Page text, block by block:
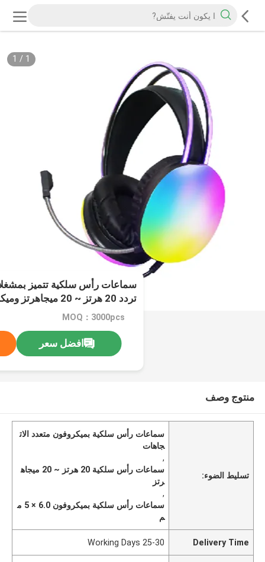
1
/
1
تردد 20 هرتز ~ 20
الاتجاهات 6.0 × 5 مم
MOQ：3000pcs
افضل سعر
منتوج وصف
تسليط الضوء:
سماعات رأس سلكية بميكروفون متعدد الات
جاهات
,
سماعات رأس سلكية 20 هرتز ~ 20 ميجاه
رتز
,
سماعات رأس سلكية بميكروفون 6.0 × 5 م
م
Delivery Time
25-30 Working Days